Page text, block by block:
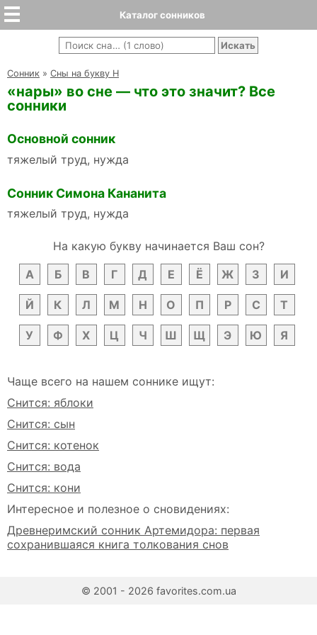
Каталог сонников
Cонник » Сны на букву Н
«нары» во сне — что это значит? Все
сонники
Основной сонник
тяжелый труд, нужда
Сонник Симона Кананита
тяжелый труд, нужда
На какую букву начинается Ваш сон?
А
Б В Г Д Е Ё Ж З И
Й К Л М Н О П Р С Т
У Ф Х Ц Ч Ш Щ Э Ю Я
Чаще всего на нашем соннике ищут:
Снится: яблоки
Снится: сын
Снится: котенок
Снится: вода
Снится: кони
Интересное и полезное о сновидениях:
Древнеримский сонник Артемидора: первая
сохранившаяся книга толкования снов
© 2001 - 2026 favorites.com.ua